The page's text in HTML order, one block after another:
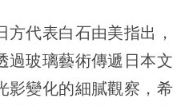
代表白石由美指出，
過玻璃藝術傳遞日本文
影變化的細膩觀察，希